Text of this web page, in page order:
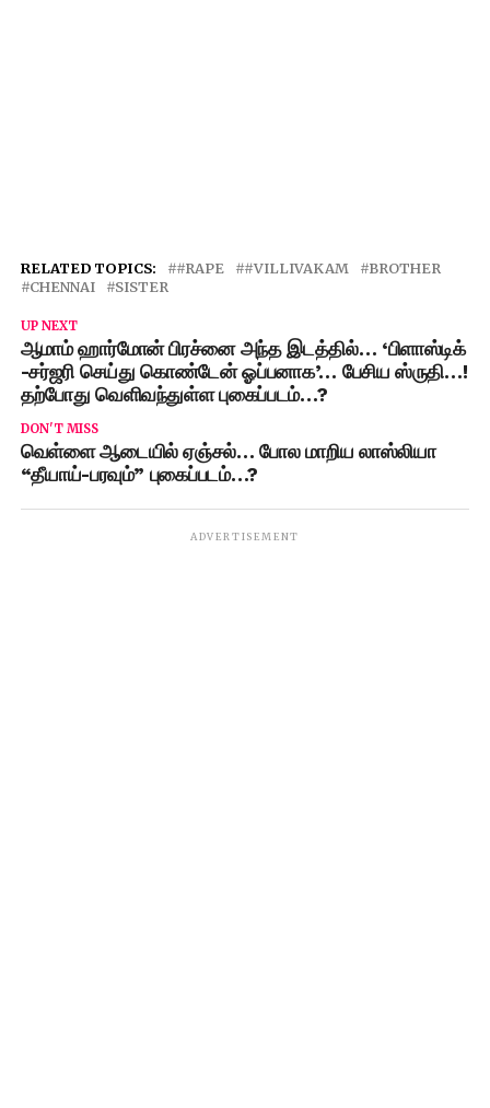
RELATED TOPICS: #RAPE #VILLIVAKAM
BROTHER
CHENNAI
SISTER
UP NEXT
ஆமாம் ஹார்மோன் பிரச்னை அந்த இடத்தில்… ‘பிளாஸ்டிக்
-சர்ஜரி செய்து கொண்டேன் ஓப்பனாக’… பேசிய ஸ்ருதி…!
தற்போது வெளிவந்துள்ள புகைப்படம்…?
DON'T MISS
வெள்ளை ஆடையில் ஏஞ்சல்… போல மாறிய லாஸ்லியா
“தீயாய்-பரவும்” புகைப்படம்…?
ADVERTISEMENT